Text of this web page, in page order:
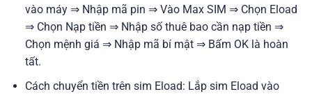
vào máy ⇒ Nhập mã pin ⇒ Vào Max SIM ⇒ Chọn Eload
⇒ Chọn Nạp tiền ⇒ Nhập số thuê bao cần nạp tiền ⇒
Chọn mệnh giá ⇒ Nhập mã bí mật ⇒ Bấm OK là hoàn
tất.
Cách chuyển tiền trên sim Eload: Lắp sim Eload vào